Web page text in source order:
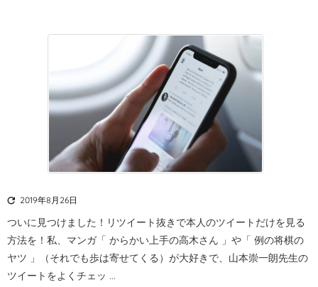
 2019年8月26日
ついに見つけました！ リツイート抜きで本人のツイートだけを見る
方法を！ 私、マンガ「 からかい上手の高木さん 」や「 例の将棋の
ヤツ 」（それでも歩は寄せてくる）が大好きで、山本崇一朗先生の
ツイートをよくチェッ ...